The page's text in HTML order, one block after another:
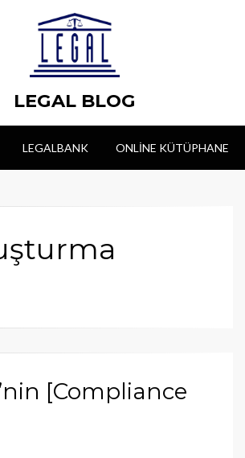
LEGAL BLOG
LEGALBANK ONLINE KÜTÜPHANE
[Compliance